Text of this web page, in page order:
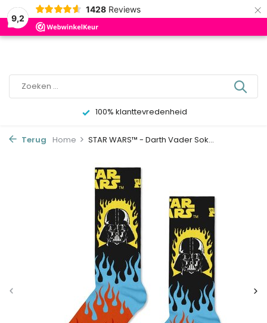
9,2
1428 Reviews ×
0
100% klanttevredenheid
Terug Home STAR WARS™ - Darth Vader Sok...